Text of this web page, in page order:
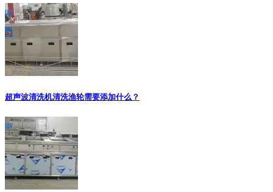
超声波清洗机清洗渔轮需要添加什么？